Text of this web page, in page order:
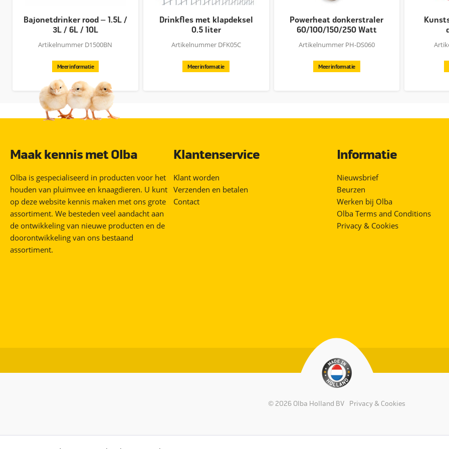
Bajonetdrinker rood – 1.5L /
3L / 6L / 10L
Artikelnummer D1500BN
Meer informatie
Drinkfles met klapdeksel
0.5 liter
Artikelnummer DFK05C
Meer informatie
Powerheat donkerstraler
60/100/150/250 Watt
Artikelnummer PH-DS060
Meer informatie
Maak kennis met Olba
Olba is gespecialiseerd in producten voor het
houden van pluimvee en knaagdieren. U kunt
op deze website kennis maken met ons grote
assortiment. We besteden veel aandacht aan
de ontwikkeling van nieuwe producten en de
doorontwikkeling van ons bestaand
assortiment.
Klantenservice
Klant worden
Verzenden en betalen
Contact
Informatie
Nieuwsbrief
Beurzen
Werken bij Olba
Olba Terms and Conditions
Privacy & Cookies
© 2026 Olba Holland BV Privacy & Cookies